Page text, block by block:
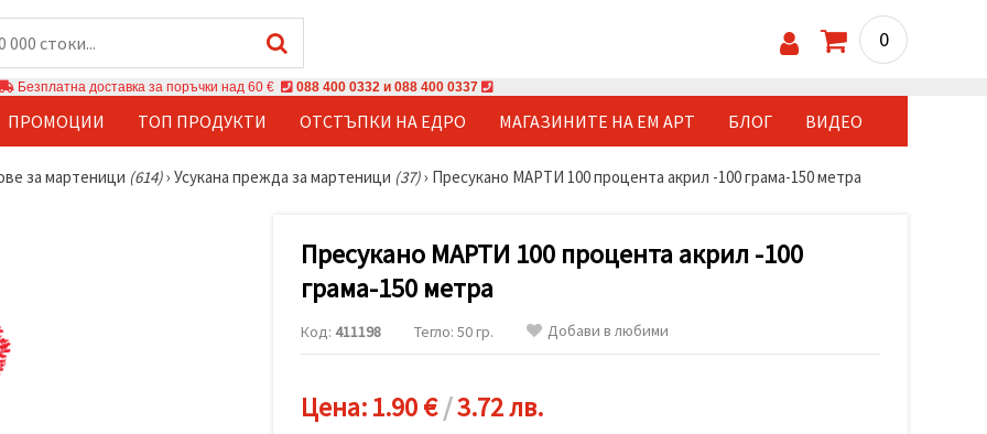
0
Безплатна доставка за поръчки над 60 € 088 400 0332 и 088 400 0337
ПРОМОЦИИ ТОП ПРОДУКТИ ОТСТЪПКИ НА ЕДРО МАГАЗИНИТЕ НА ЕМ АРТ БЛОГ ВИДЕО
за мартеници (614)› Усукана прежда за мартеници (37)› Пресукано МАРТИ 100 процента акрил -100 грама-150 метра
Пресукано МАРТИ 100 процента акрил -100
грама-150 метра
Код: 411198 Тегло: 50 гр. Добави в любими
Цена:1.90 €/3.72 лв.